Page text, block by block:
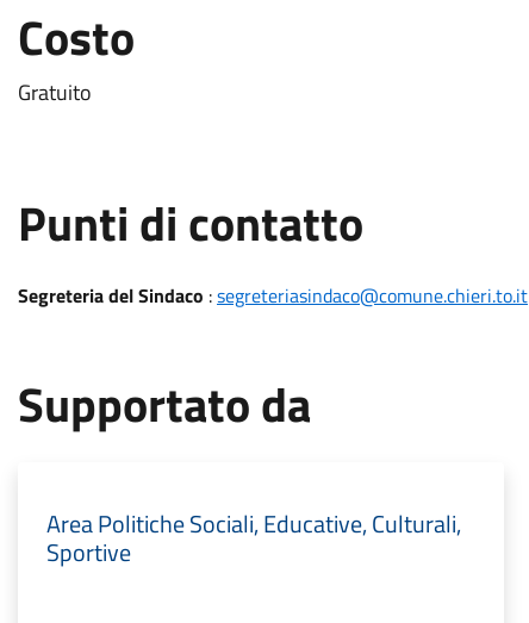
Costo
Gratuito
Punti di contatto
Segreteria del Sindaco :segreteriasindaco@comune.chieri.to.it
Supportato da
Area Politiche Sociali, Educative, Culturali,
Sportive